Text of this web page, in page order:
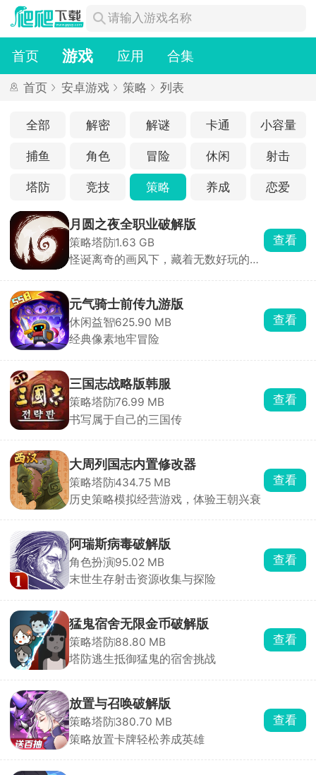
首页 游戏 应用 合集
首页 安卓游戏 策略 列表
全部 解密 解谜 卡通 小容量
捕鱼 角色 冒险 休闲 射击
塔防 竞技 策略 养成 恋爱
月圆之夜全职业破解版
策略塔防1.63 GB
怪诞离奇的画风下，藏着无数好玩的点
查看
元气骑士前传九游版
休闲益智625.90 MB
经典像素地牢冒险
查看
三国志战略版韩服
策略塔防76.99 MB
书写属于自己的三国传
查看
大周列国志内置修改器
策略塔防434.75 MB
历史策略模拟经营游戏，体验王朝兴衰
查看
阿瑞斯病毒破解版
角色扮演95.02 MB
末世生存射击资源收集与探险
查看
猛鬼宿舍无限金币破解版
策略塔防88.80 MB
塔防逃生抵御猛鬼的宿舍挑战
查看
放置与召唤破解版
策略塔防380.70 MB
策略放置卡牌轻松养成英雄
查看